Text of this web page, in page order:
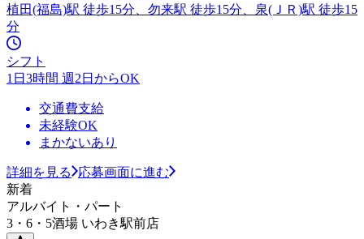
植田(福島)駅 徒歩15分、勿来駅 徒歩15分、泉(ＪＲ)駅 徒歩15
分
シフト
1日3時間 週2日からOK
交通費支給
未経験OK
まかないあり
詳細を見る
応募画面に進む
新着
アルバイト・パート
3・6・5酒場 いわき駅前店